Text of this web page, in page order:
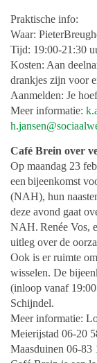
Praktische info:
Waar:
Tijd: 19:00-21:30
Kosten: Aan
drankjes zijn voor
Aanmelden: Je
Meer informatie:
Café Brein over
Op maandag 23
een bijeenkomst
(NAH), hun
deze avond gaat
NAH. Renée Vos,
uitleg over de
Ook is er ruimte
wisselen. De
(inloop vanaf
Schijndel.
Meer informatie:
Meierijstad 06-20
Maasduinen 06-83